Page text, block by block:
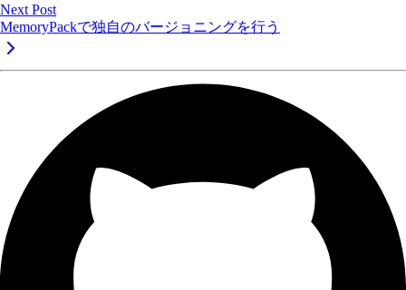
Next Post
MemoryPackで独自のバージョニングを行う